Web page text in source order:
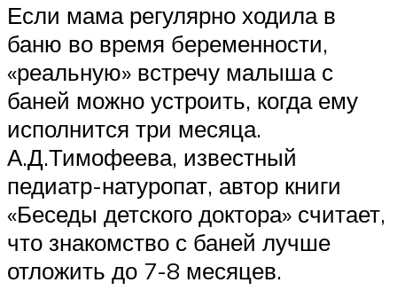
Если мама регулярно ходила в
баню во время беременности,
«реальную» встречу малыша с
баней можно устроить, когда ему
исполнится три месяца.
А.Д.Тимофеева, известный
педиатр-натуропат, автор книги
«Беседы детского доктора» считает,
что знакомство с баней лучше
отложить до 7-8 месяцев.